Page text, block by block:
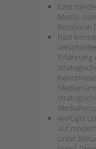
hast
Media-
Berater/in
hast
Erfahrung
verfügst
auf
unter